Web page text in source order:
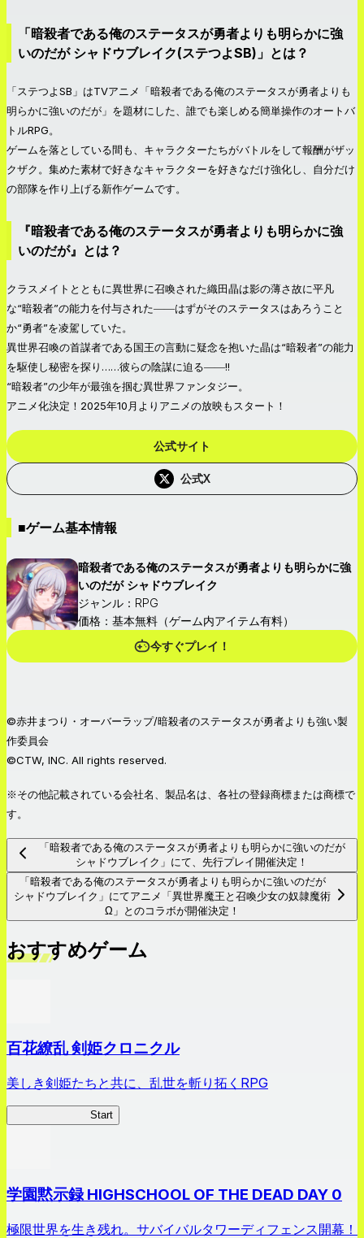
「暗殺者である俺のステータスが勇者よりも明らかに強
いのだが シャドウブレイク(ステつよSB)」とは？
「ステつよSB」はTVアニメ「暗殺者である俺のステータスが勇者よりも
明らかに強いのだが」を題材にした、誰でも楽しめる簡単操作のオートバ
トルRPG。
ゲームを落としている間も、キャラクターたちがバトルをして報酬がザッ
クザク。集めた素材で好きなキャラクターを好きなだけ強化し、自分だけ
の部隊を作り上げる新作ゲームです。
『暗殺者である俺のステータスが勇者よりも明らかに強
いのだが』とは？
クラスメイトとともに異世界に召喚された織田晶は影の薄さ故に平凡
な“暗殺者”の能力を付与された――はずがそのステータスはあろうこと
か“勇者”を凌駕していた。
異世界召喚の首謀者である国王の言動に疑念を抱いた晶は“暗殺者”の能力
を駆使し秘密を探り……彼らの陰謀に迫る――!!
“暗殺者”の少年が最強を掴む異世界ファンタジー。
アニメ化決定！2025年10月よりアニメの放映もスタート！
公式サイト
公式X
■ゲーム基本情報
暗殺者である俺のステータスが勇者よりも明らかに強
いのだが シャドウブレイク
ジャンル：RPG
価格：基本無料（ゲーム内アイテム有料）
今すぐプレイ！
©赤井まつり・オーバーラップ/暗殺者のステータスが勇者よりも強い製
作委員会
©CTW, INC. All rights reserved.
※その他記載されている会社名、製品名は、各社の登録商標または商標で
す。
「暗殺者である俺のステータスが勇者よりも明らかに強いのだが
シャドウブレイク」にて、先行プレイ開催決定！
「暗殺者である俺のステータスが勇者よりも明らかに強いのだが
シャドウブレイク」にてアニメ「異世界魔王と召喚少女の奴隷魔術
Ω」とのコラボが開催決定！
おすすめゲーム
百花繚乱 剣姫クロニクル
美しき剣姫たちと共に、乱世を斬り拓くRPG
Start
学園黙示録 HIGHSCHOOL OF THE DEAD DAY 0
極限世界を生き残れ。サバイバルタワーディフェンス開幕！